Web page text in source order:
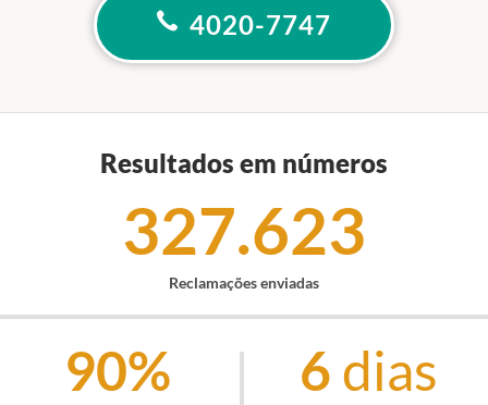
4020-7747
Resultados em números
327.623
Reclamações enviadas
90% 6 dias